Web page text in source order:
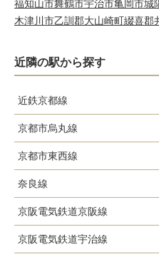
福知山市舞鶴市宇治市亀岡市城
木津川市乙訓郡大山崎町綴喜郡
近隣の駅から探す
近鉄京都線
上鳥羽口駅
竹田駅
伏見駅
桃山御陵前駅
京都市烏丸線
くいな橋駅
竹田駅
京都市東西線
醍醐駅
石田駅
奈良線
稲荷駅
ＪＲ藤森駅
京阪電気鉄道京阪線
伏見稲荷駅
京阪電気鉄道宇治線